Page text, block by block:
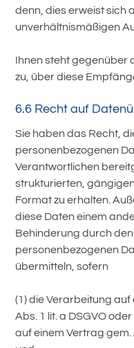
denn, dies erweist sich
unverhältnismäßigen
Ihnen steht gegenüber
zu, über diese
6.6 Recht auf
Sie haben das Recht,
personenbezogenen
Verantwortlichen
strukturierten,
Format zu erhalten.
diese Daten einem
Behinderung durch
personenbezogenen
übermitteln, sofern
(1) die Verarbeitung auf
Abs. 1 lit. a DSGVO
auf einem Vertrag gem.